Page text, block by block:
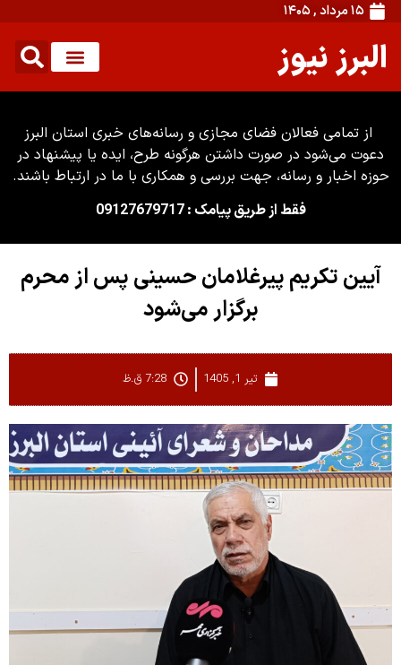
۱۵ مرداد , ۱۴۰۵
البرز نیوز
از تمامی فعالان فضای مجازی و رسانه‌های خبری استان البرز
دعوت می‌شود در صورت داشتن هرگونه طرح، ایده یا پیشنهاد در
حوزه اخبار و رسانه، جهت بررسی و همکاری با ما در ارتباط باشند.
فقط از طریق پیامک : 09127679717
آیین تکریم پیرغلامان حسینی پس از محرم
برگزار می‌شود
تیر 1, 1405 7:28 ق.ظ